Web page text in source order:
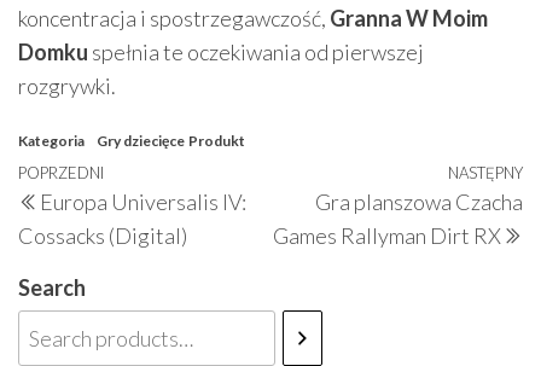
koncentracja i spostrzegawczość, Granna W Moim
Domku spełnia te oczekiwania od pierwszej
rozgrywki.
Kategoria Gry dziecięce Produkt
Nawigacja
wpisu
Poprzedni
wpis
POPRZEDNI
Europa Universalis IV:
Cossacks (Digital)
NASTĘPNY
Gra planszowa Czacha
Games Rallyman Dirt RX
Search